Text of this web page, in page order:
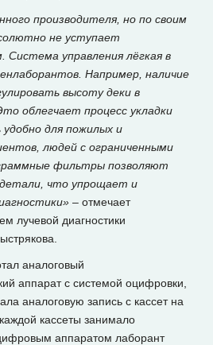
производителя, но по своим
не уступает
Система управления лёгкая в
Например, наличие
высоту деки в
облегчает процесс укладки
для пожилых и
людей с ограниченными
фильтры позволяют
что упрощает и
– отмечает
лучевой диагностики
аналоговый
аппарат с системой оцифровки,
аналоговую запись с кассет на
кассеты занимало
аппаратом лаборант